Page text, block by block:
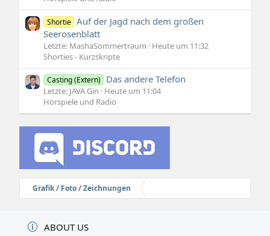
Shortie Auf der Jagd nach dem großen
Seerosenblatt
Letzte: MashaSommertraum
Heute um 11:32
Shorties - Kurzskripte
Casting (Extern) Das andere Telefon
Letzte: JAVA Gin
Heute um 11:04
Hörspiele und Radio
Grafik / Foto / Zeichnungen
ABOUT US